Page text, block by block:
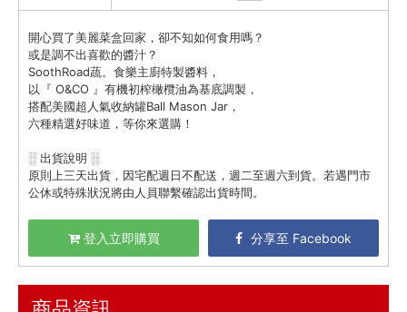
鹽 / 胡椒 / 薑黃 / 花椒
沙拉醬
日式醬油 / 和風醬 / 醋
奧利塔 Olitalia
清亮農場
頂級美食
生活美學
🇯🇵 日本專區
開心買了美麗菜盒回家，卻不知如何食用嗎？
或是調不出喜歡的醬汁？
SoothRoad蔬。食樂主廚特製醬料，
以『 O&CO 』有機初榨橄欖油為基底調製，
搭配美國超人氣收納罐Ball Mason Jar，
六種精選好味道，等你來選購！
░ 出貨說明 ░
原則上三天出貨，因宅配週日不配送，週二至週六到貨。若遇門市
公休或特殊狀況將由人員聯繫確認出貨時間。
登入立即購買 分享至 Facebook